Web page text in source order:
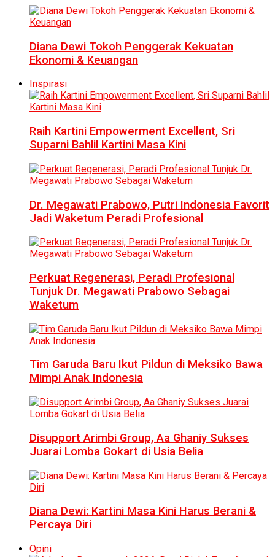
Diana Dewi Tokoh Penggerak Kekuatan
Ekonomi & Keuangan
Inspirasi
Raih Kartini Empowerment Excellent, Sri
Suparni Bahlil Kartini Masa Kini
Dr. Megawati Prabowo, Putri Indonesia Favorit
Jadi Waketum Peradi Profesional
Perkuat Regenerasi, Peradi Profesional
Tunjuk Dr. Megawati Prabowo Sebagai
Waketum
Tim Garuda Baru Ikut Pildun di Meksiko Bawa
Mimpi Anak Indonesia
Disupport Arimbi Group, Aa Ghaniy Sukses
Juarai Lomba Gokart di Usia Belia
Diana Dewi: Kartini Masa Kini Harus Berani &
Percaya Diri
Opini